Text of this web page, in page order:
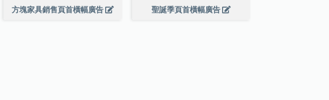
方塊家具銷售頁首橫幅廣告 聖誕季頁首橫幅廣告